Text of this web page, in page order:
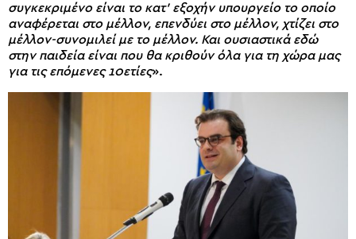
συγκεκριμένο είναι το κατ’ εξοχήν υπουργείο το οποίο
αναφέρεται στο μέλλον, επενδύει στο μέλλον, χτίζει στο
μέλλον-συνομιλεί με το μέλλον. Και ουσιαστικά εδώ
στην παιδεία είναι που θα κριθούν όλα για τη χώρα μας
για τις επόμενες 10ετίες».